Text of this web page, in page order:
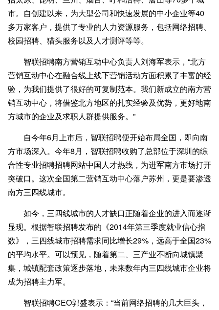
市。自创建以来，为大型公司和快速发展的中小企业等40
多万家客户，提供了专业的人力资源服务，包括网络招聘、
校园招聘、猎头服务以及人才测评等等。
智联招聘南方营销互动中心负责人刘海军表示，“北方
营销互动中心在融合线上线下营销活动方面积累了丰富的经
验，为我们提供了很好的可复制范本。我们新成立的南方营
销互动中心，将借鉴北方地区的扎实经验及优势，更好地南
方城市的企业及求职人群提供服务。”
自今年6月上市后，智联招聘便开始布局全国，即向南
方市场深入。今年8月，智联招聘收购了总部位于深圳的综
合性专业招聘招聘网站中国人才热线，为进军南方市场打开
突破口。这次全国第二营销互动中心落户苏州，更是要渗透
南方三四线城市。
如今，三四线城市的人才缺口正随着企业的进入而逐渐
显现。根据智联招聘发布的《2014年第三季度就业信心指
数》，三四线城市招聘需求同比增长29%，远高于全国23%
的平均水平。可以预见，随着第二、三产业不断向城镇聚
集，城镇配套政策逐步落地，未来数年内三四线城市企业将
成为招聘主力军。
智联招聘CEO郭盛表示：“当前网络招聘的几大巨头，